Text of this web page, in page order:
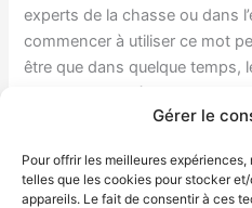
Gérer le
Pour offrir les meilleures
telles que les cookies pour stocker
appareils. Le fait de consentir à ces
experts de la chasse ou dans
commencer à utiliser ce mot
être que dans quelque temps,
goupil aussi aisément que lors
O.M